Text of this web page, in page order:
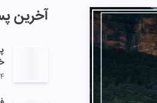
آخرین
14